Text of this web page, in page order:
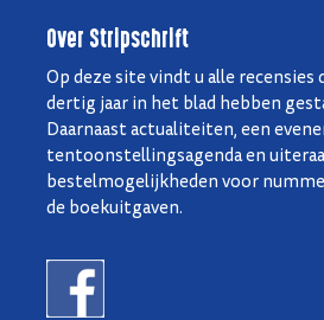
Over Stripschrift
Op deze site vindt u alle recensies
dertig jaar in het blad hebben
Daarnaast actualiteiten, een
tentoonstellingsagenda en
bestelmogelijkheden voor
de boekuitgaven.